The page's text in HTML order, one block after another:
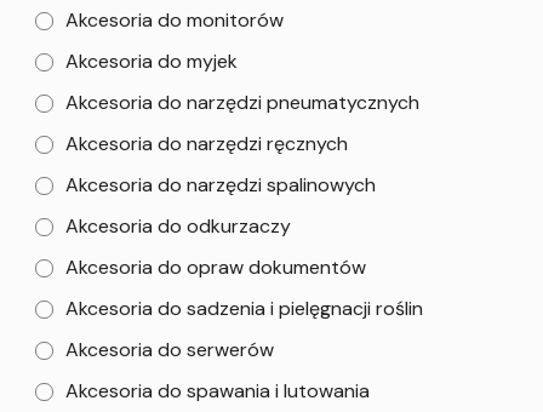
Akcesoria do monitorów
Akcesoria do myjek
Akcesoria do narzędzi pneumatycznych
Akcesoria do narzędzi ręcznych
Akcesoria do narzędzi spalinowych
Akcesoria do odkurzaczy
Akcesoria do opraw dokumentów
Akcesoria do sadzenia i pielęgnacji roślin
Akcesoria do serwerów
Akcesoria do spawania i lutowania